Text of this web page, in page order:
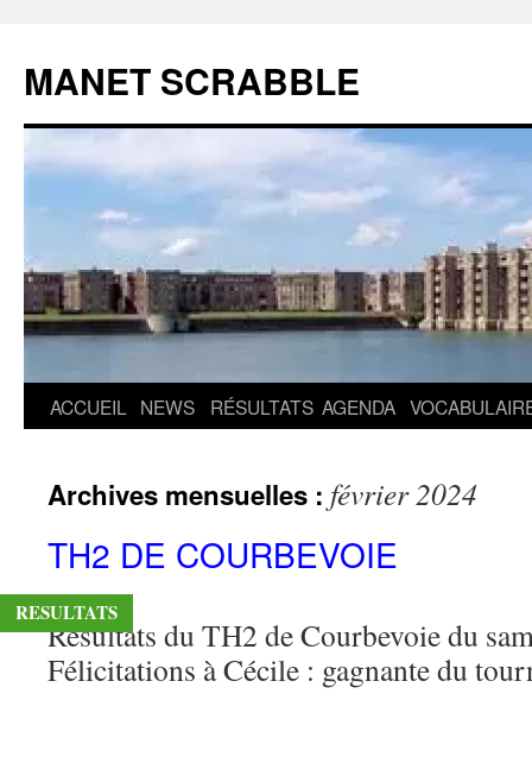
MANET SCRABBLE
Aller
contenu
ACCUEIL NEWS RÉSULTATS AGENDA
Archives mensuelles : février 2024
TH2 DE COURBEVOIE
Résultats du TH2 de Courbevoie du
Félicitations à Cécile : gagnante du
RESULTATS